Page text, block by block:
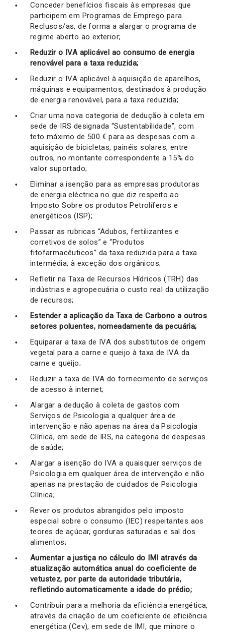
Conceder benefícios fiscais às empresas que
participem em Programas de Emprego para
Reclusos/as, de forma a alargar o programa de
regime aberto ao exterior;
Reduzir o IVA aplicável ao consumo de energia
renovável para a taxa reduzida;
Reduzir o IVA aplicável à aquisição de aparelhos,
máquinas e equipamentos, destinados à produção
de energia renovável, para a taxa reduzida;
Criar uma nova categoria de dedução à coleta em
sede de IRS designada “Sustentabilidade”, com
teto máximo de 500 € para as despesas com a
aquisição de bicicletas, painéis solares, entre
outros, no montante correspondente a 15% do
valor suportado;
Eliminar a isenção para as empresas produtoras
de energia eléctrica no que diz respeito ao
Imposto Sobre os produtos Petrolíferos e
energéticos (ISP);
Passar as rubricas “Adubos, fertilizantes e
corretivos de solos” e “Produtos
fitofarmacêuticos” da taxa reduzida para a taxa
intermédia, à exceção dos orgânicos;
Refletir na Taxa de Recursos Hídricos (TRH) das
indústrias e agropecuária o custo real da utilização
de recursos;
Estender a aplicação da Taxa de Carbono a outros
setores poluentes, nomeadamente da pecuária;
Equiparar a taxa de IVA dos substitutos de origem
vegetal para a carne e queijo à taxa de IVA da
carne e queijo;
Reduzir a taxa de IVA do fornecimento de serviços
de acesso à internet;
Alargar a dedução à coleta de gastos com
Serviços de Psicologia a qualquer área de
intervenção e não apenas na área da Psicologia
Clínica, em sede de IRS, na categoria de despesas
de saúde;
Alargar a isenção do IVA a quaisquer serviços de
Psicologia em qualquer área de intervenção e não
apenas na prestação de cuidados de Psicologia
Clínica;
Rever os produtos abrangidos pelo imposto
especial sobre o consumo (IEC) respeitantes aos
teores de açúcar, gorduras saturadas e sal dos
alimentos;
Aumentar a justiça no cálculo do IMI através da
atualização automática anual do coeficiente de
vetustez, por parte da autoridade tributária,
refletindo automaticamente a idade do prédio;
Contribuir para a melhoria da eficiência energética,
através da criação de um coeficiente de eficiência
energética (Cev), em sede de IMI, que minore o